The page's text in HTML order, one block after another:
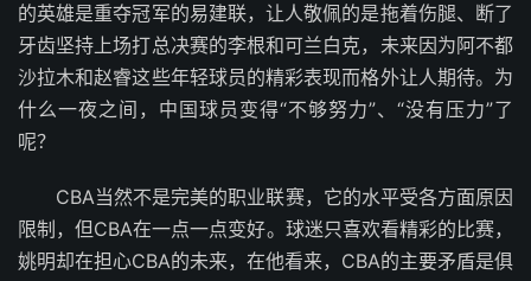
的英雄是重夺冠军的易建联，让人敬佩的是拖着伤腿、断了
牙齿坚持上场打总决赛的李根和可兰白克，未来因为阿不都
沙拉木和赵睿这些年轻球员的精彩表现而格外让人期待。为
什么一夜之间，中国球员变得“不够努力”、“没有压力”了
呢？
CBA当然不是完美的职业联赛，它的水平受各方面原因
限制，但CBA在一点一点变好。球迷只喜欢看精彩的比赛，
姚明却在担心CBA的未来，在他看来，CBA的主要矛盾是俱